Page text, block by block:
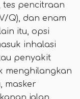
tes pencitraan
Q), dan enam
itu, opsi
inhalasi
penyakit
menghilangkan
masker